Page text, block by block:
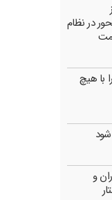
در نظام
با هیچ
شود
و